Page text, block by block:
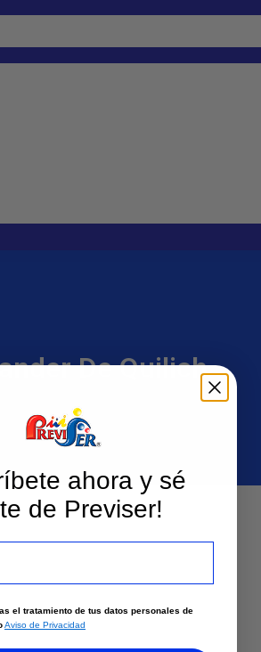
De Quilich
ahora y sé
de Previser!
el tratamiento de tus datos personales de
Aviso de Privacidad